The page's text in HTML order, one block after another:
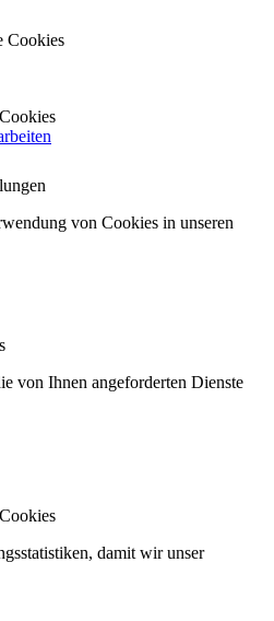
Cookies
von Cookies in unseren
von Ihnen angeforderten Dienste
damit wir unser